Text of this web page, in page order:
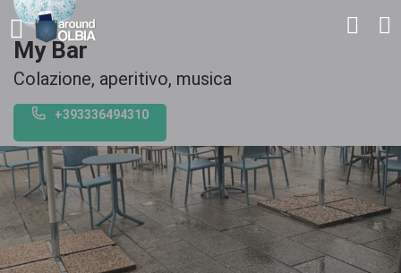
My Bar
Colazione, aperitivo, musica
+393336494310